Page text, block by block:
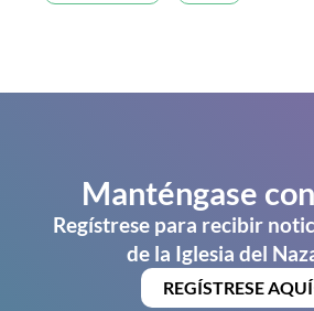
Manténgase
Regístrese para recibir
de la Iglesia del
REGÍSTRESE AQUÍ